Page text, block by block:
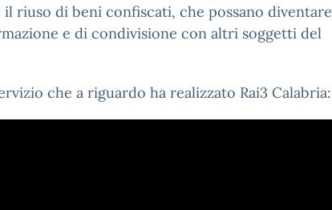
riuso di beni confiscati, che possano diventare
e di condivisione con altri soggetti del
che a riguardo ha realizzato Rai3 Calabria: